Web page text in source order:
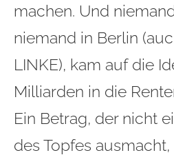
machen. Und
niemand in Berlin
LINKE), kam auf die
Milliarden in die
Ein Betrag, der nicht
des Topfes